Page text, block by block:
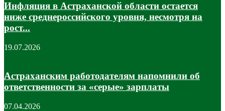
Инфляция в Астраханской области остается
ниже среднероссийского уровня, несмотря на
рост...
19.07.2026
Астраханским работодателям напомнили об
ответственности за «серые» зарплаты
07.04.2026